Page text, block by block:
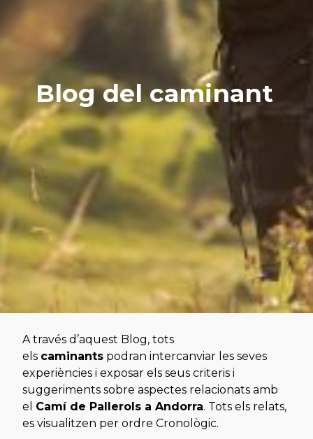
Contacte
Col.labora
Blog del caminant
A través d’aquest Blog, tots
els caminantspodran intercanviar les seves
experiències i exposar els seus criteris i
suggeriments sobre aspectes relacionats amb
el Camí de Pallerols a Andorra. Tots els relats,
es visualitzen per ordre Cronològic.